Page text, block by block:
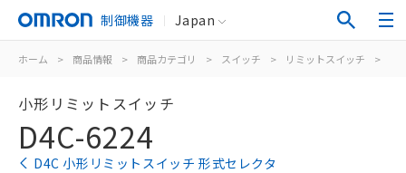
制御機器 Japan
ホーム > 商品情報 > 商品カテゴリ > スイッチ > リミットスイッチ >
小形リミットスイッチ
D4C-6224
D4C 小形リミットスイッチ 形式セレクタ